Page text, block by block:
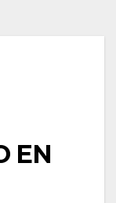
EN